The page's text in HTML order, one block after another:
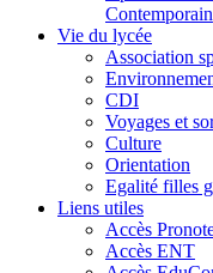
Contemporain
Vie du lycée
Association
CDI
Voyages et
Culture
Orientation
Egalité filles
Liens utiles
Accès
Accès ENT